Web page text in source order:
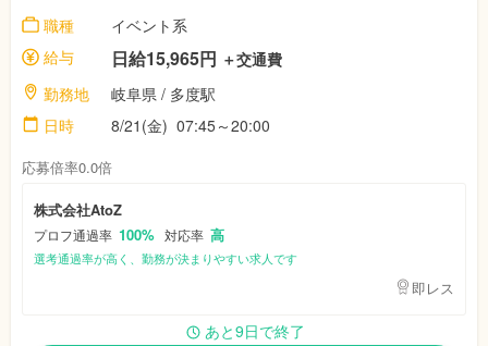
職種
イベント系
給与
日給15,965円 ＋交通費
勤務地
岐阜県 / 多度駅
日時
8/21(金) 07:45～20:00
応募倍率0.0倍
株式会社AtoZ
プロフ通過率 100% 対応率 高
選考通過率が高く、勤務が決まりやすい求人です
即レス
あと9日で終了